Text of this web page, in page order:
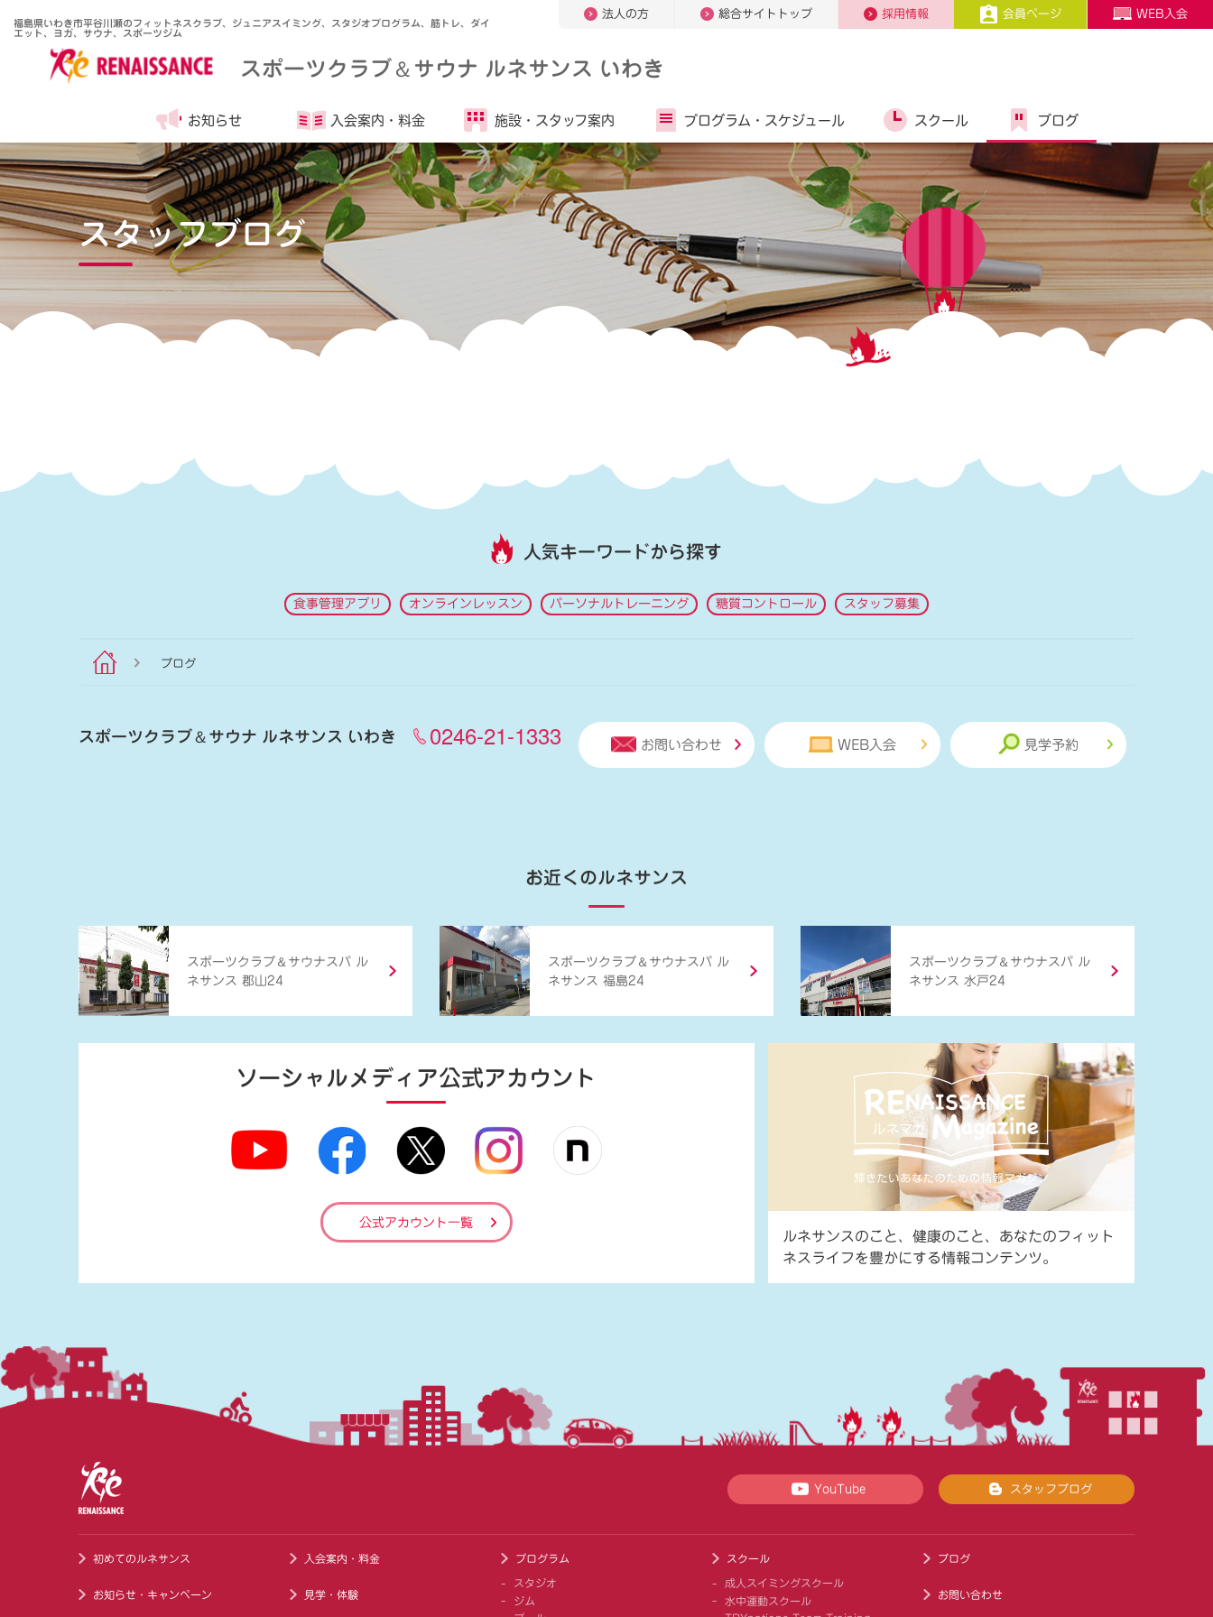
福島県いわき市平谷川瀬のフィットネスクラブ、ジュニアスイミング、スタジオプログラム、筋トレ、ダイ
エット、ヨガ、サウナ、スポーツジム
法人の方 総合サイトトップ 採用情報 会員ページ WEB入会
スポーツクラブ＆サウナ ルネサンス いわき
お知らせ 入会案内・ 料金 施設・ スタッフ案内 プログラム・ スケジュール スクール ブログ
スタッフブログ
人気キーワードから探す
食事管理アプリ オンラインレッスン パーソナルトレーニング 糖質コントロール スタッフ募集
ブログ
スポーツクラブ＆サウナ ルネサンス いわき 0246-21-1333 お問い合わせ WEB入会 見学予約
お近くのルネサンス
スポーツクラブ ＆ サウナスパ ル
ネサンス 郡山24
スポーツクラブ ＆ サウナスパ ル
ネサンス 福島24
スポーツクラブ ＆ サウナスパ ル
ネサンス 水戸24
ソーシャルメディア公式アカウント
公式アカウント一覧
ルネサンスのこと、健康のこと、あなたのフィット
ネスライフを豊かにする情報コンテンツ。
YouTube スタッフブログ
初めてのルネサンス
お知らせ・キャンペーン
入会案内・料金
見学・体験
プログラム
スタジオ
ジム
スクール
成人スイミングスクール
水中運動スクール
ブログ
お問い合わせ